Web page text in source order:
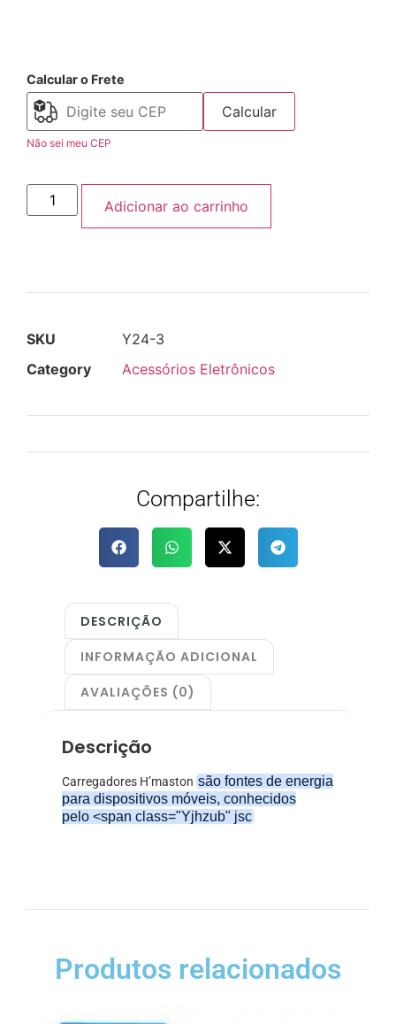
Calcular o Frete
Calcular
Não sei meu CEP
Adicionar ao carrinho
SKU
Y24-3
Category
Acessórios Eletrônicos
Compartilhe:
DESCRIÇÃO
INFORMAÇÃO ADICIONAL
AVALIAÇÕES (0)
Descrição
Carregadores H’maston são fontes de energia
para dispositivos móveis, conhecidos
pelo <span class="Yjhzub" jsc
Produtos relacionados